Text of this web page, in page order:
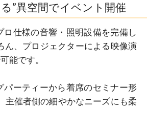
”異空間でイベント開催
仕様の音響・照明設備を完備し
ん、プロジェクターによる映像演
能です。
ーティーから着席のセミナー形
主催者側の細やかなニーズにも柔